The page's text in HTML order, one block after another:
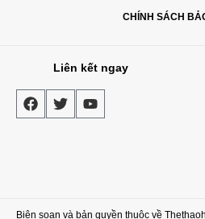
CHÍNH SÁCH
Liên kết ngay
Biên soạn và bản quyền thuộc về